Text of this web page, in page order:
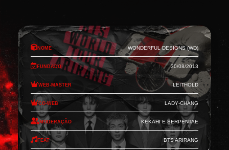
Nome Wonderful Designs (WD)
Fundado 30/08/2013
Web-Master Leithold
Co-Web Lady-Chang
Moderação Kekahi e Serpentae
Feat BTS Arirang